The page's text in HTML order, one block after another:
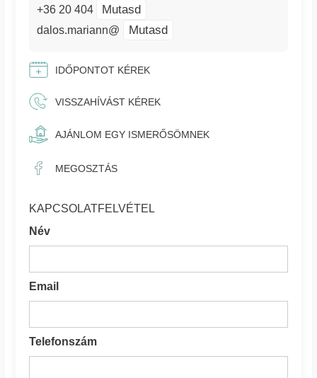
+36 20 404 Mutasd
dalos.mariann@ Mutasd
IDŐPONTOT KÉREK
VISSZAHÍVÁST KÉREK
AJÁNLOM EGY ISMERŐSÖMNEK
MEGOSZTÁS
KAPCSOLATFELVÉTEL
Név
Email
Telefonszám